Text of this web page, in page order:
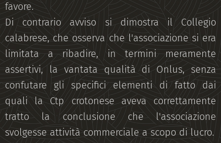
favore.
Di contrario avviso si dimostra il Collegio
calabrese, che osserva che l'associazione si era
limitata a ribadire, in termini meramente
assertivi, la vantata qualità di Onlus, senza
confutare gli specifici elementi di fatto dai
quali la Ctp crotonese aveva correttamente
tratto la conclusione che l'associazione
svolgesse attività commerciale a scopo di lucro.